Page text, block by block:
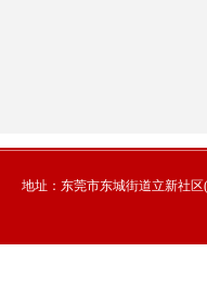
地址：东莞市东城街道立新社